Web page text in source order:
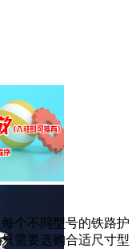
个不同型号的铁路护
需要选购合适尺寸型